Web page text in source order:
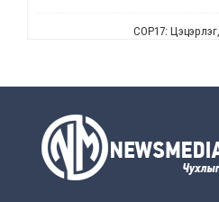
СОР17:
Өчигдөр